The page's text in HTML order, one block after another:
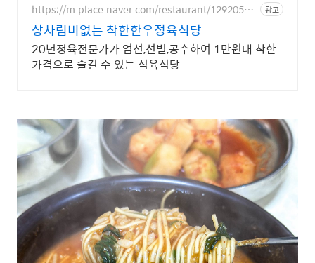
https://m.place.naver.com/restaurant/12920556
32
광고
상차림비없는 착한한우정육식당
20년정육전문가가 엄선,선별,공수하여 1만원대 착한
가격으로 즐길 수 있는 식육식당